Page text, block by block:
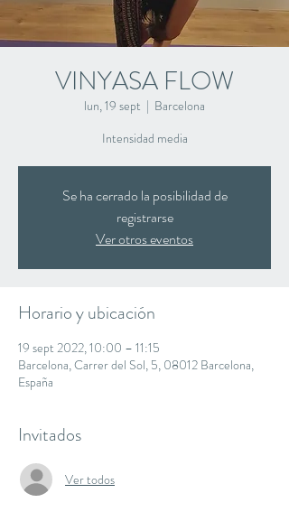
VINYASA FLOW
lun, 19 sept
  |
Barcelona
Intensidad media
Se ha cerrado la posibilidad de
registrarse
Ver otros eventos
Horario y ubicación
19 sept 2022, 10:00 – 11:15
Barcelona, Carrer del Sol, 5, 08012 Barcelona,
España
Invitados
Ver todos